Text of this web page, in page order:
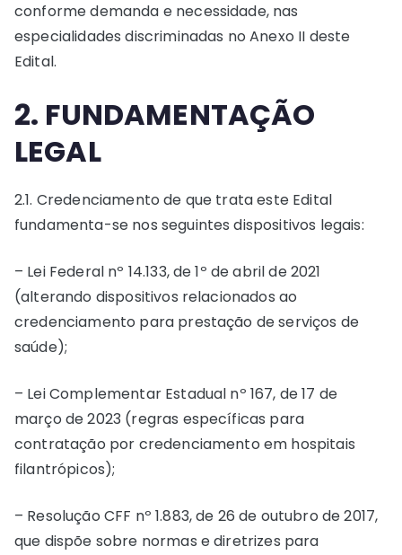
conforme demanda e necessidade, nas
especialidades discriminadas no Anexo II deste
Edital.
2. FUNDAMENTAÇÃO
LEGAL
2.1. Credenciamento de que trata este Edital
fundamenta-se nos seguintes dispositivos legais:
– Lei Federal nº 14.133, de 1º de abril de 2021
(alterando dispositivos relacionados ao
credenciamento para prestação de serviços de
saúde);
– Lei Complementar Estadual nº 167, de 17 de
março de 2023 (regras específicas para
contratação por credenciamento em hospitais
filantrópicos);
– Resolução CFF nº 1.883, de 26 de outubro de 2017,
que dispõe sobre normas e diretrizes para